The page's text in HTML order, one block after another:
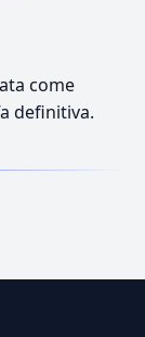
come
definitiva.